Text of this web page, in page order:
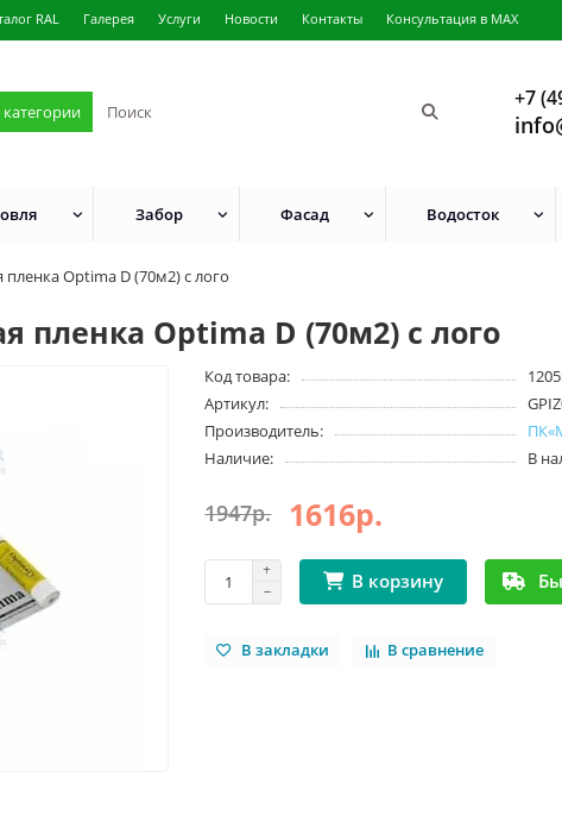
RAL Галерея Услуги Новости Контакты Консультация в MAX
категории
+7
Забор Фасад Водосток
Optima D (70м2) с лого
пленка Optima D (70м2) с лого
Код товара:
Артикул:
Производитель:
Наличие:
В
1947р. 1616р.
В корзину
В закладки В сравнение